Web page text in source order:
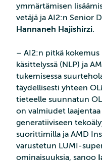
ymmärtämisen
vetäjä ja AI2:n Senior
Hannaneh Hajishirzi.
– AI2:n pitkä
käsittelyssä (NLP) ja
tukemisessa
täydellisesti yhteen
tieteelle suunnatun
on valmiudet
generatiiviseen
suorittimilla ja AMD
varustetun LUMI-
ominaisuuksia, sanoo